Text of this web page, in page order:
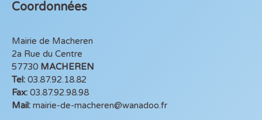
Coordonnées
Mairie de Macheren
2a Rue du Centre
57730 MACHEREN
Tel: 03.87.92.18.82
Fax: 03.87.92.98.98
Mail: mairie-de-macheren@wanadoo.fr